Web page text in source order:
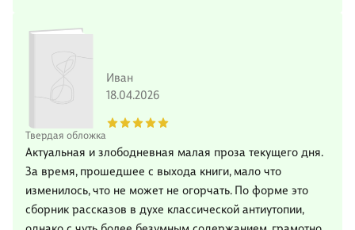
Твердая обложка
Иван
18.04.2026
Актуальная и злободневная малая проза текущего дня.
За время, прошедшее с выхода книги, мало что
изменилось, что не может не огорчать. По форме это
сборник рассказов в духе классической антиутопии,